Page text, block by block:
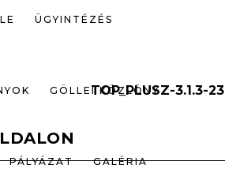
ÜGYINTÉZÉS
GÖLLEI KÖZLÖNY
PÁLYÁZAT GALÉRIA
TOP_PLUSZ-